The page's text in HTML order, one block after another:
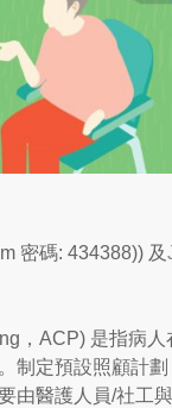
密碼: 434388)) 及
，ACP) 是指病
制定預設照顧計
由醫護人員/社工